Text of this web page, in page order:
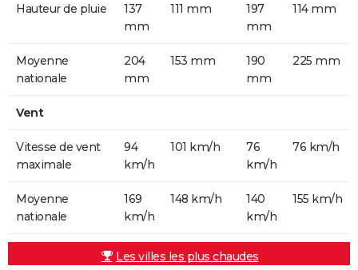
Hauteur de pluie
137
mm
111 mm
197
mm
114 mm
Moyenne
nationale
204
mm
153 mm
190
mm
225 mm
Vent
Vitesse de vent
maximale
94
km/h
101 km/h
76
km/h
76 km/h
Moyenne
nationale
169
km/h
148 km/h
140
km/h
155 km/h
Les villes les plus chaudes